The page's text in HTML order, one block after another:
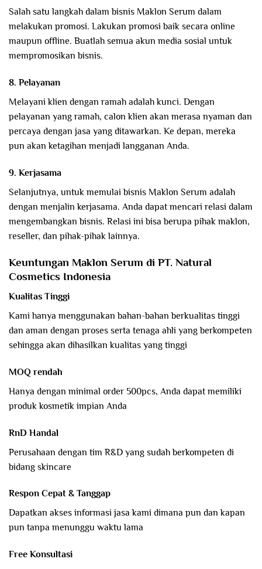
Salah satu langkah dalam bisnis Maklon Serum dalam
melakukan promosi. Lakukan promosi baik secara online
maupun offline. Buatlah semua akun media sosial untuk
mempromosikan bisnis.
8. Pelayanan
Melayani klien dengan ramah adalah kunci. Dengan
pelayanan yang ramah, calon klien akan merasa nyaman dan
percaya dengan jasa yang ditawarkan. Ke depan, mereka
pun akan ketagihan menjadi langganan Anda.
9. Kerjasama
Selanjutnya, untuk memulai bisnis Maklon Serum adalah
dengan menjalin kerjasama. Anda dapat mencari relasi dalam
mengembangkan bisnis. Relasi ini bisa berupa pihak maklon,
reseller, dan pihak-pihak lainnya.
Keuntungan Maklon Serum di PT. Natural
Cosmetics Indonesia
Kualitas Tinggi
Kami hanya menggunakan bahan-bahan berkualitas tinggi
dan aman dengan proses serta tenaga ahli yang berkompeten
sehingga akan dihasilkan kualitas yang tinggi
MOQ rendah
Hanya dengan minimal order 500pcs, Anda dapat memiliki
produk kosmetik impian Anda
RnD Handal
Perusahaan dengan tim R&D yang sudah berkompeten di
bidang skincare
Respon Cepat & Tanggap
Dapatkan akses informasi jasa kami dimana pun dan kapan
pun tanpa menunggu waktu lama
Free Konsultasi